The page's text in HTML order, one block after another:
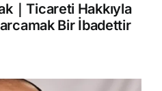
｜Ticareti Hakkıyla
Bir İbadettir